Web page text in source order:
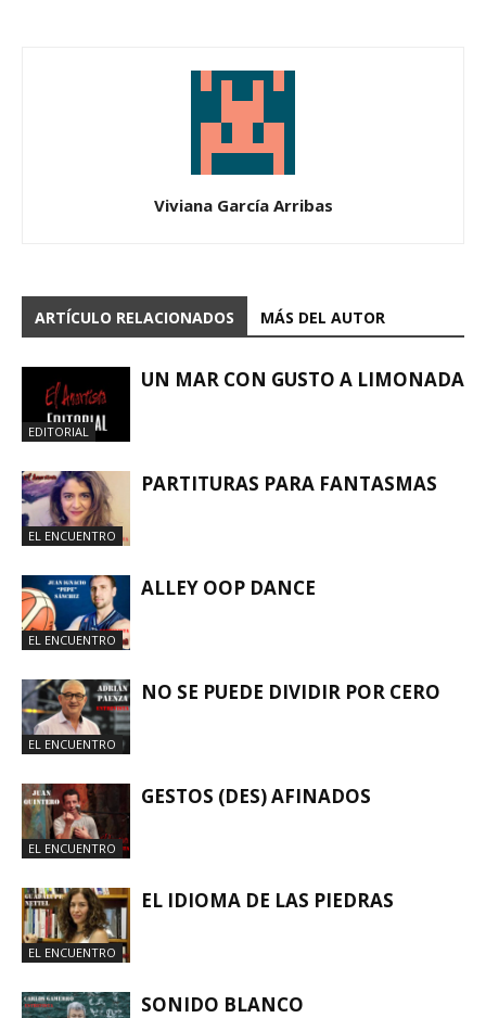
Viviana García Arribas
ARTÍCULO RELACIONADOS MÁS DEL AUTOR
EDITORIAL
UN MAR CON GUSTO A LIMONADA
EL ENCUENTRO
PARTITURAS PARA FANTASMAS
EL ENCUENTRO
ALLEY OOP DANCE
EL ENCUENTRO
NO SE PUEDE DIVIDIR POR CERO
EL ENCUENTRO
GESTOS (DES) AFINADOS
EL ENCUENTRO
EL IDIOMA DE LAS PIEDRAS
SONIDO BLANCO